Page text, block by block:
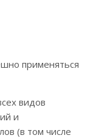
применяться
видов
и
(в том числе